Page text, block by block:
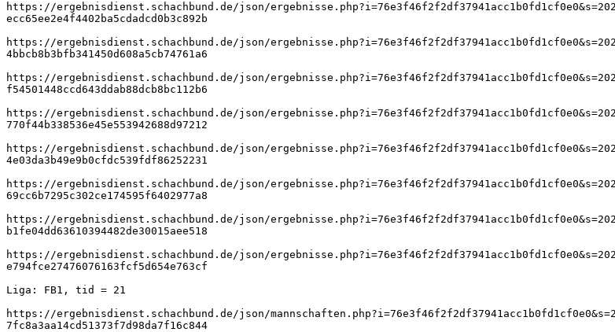
https://ergebnisdienst.schachbund.de/json/
ecc65ee2e4f4402ba5cdadcd0b3c892b
https://ergebnisdienst.schachbund.de/json/
4bbcb8b3bfb341450d608a5cb74761a6
https://ergebnisdienst.schachbund.de/json/
f54501448ccd643ddab88dcb8bc112b6
https://ergebnisdienst.schachbund.de/json/
770f44b338536e45e553942688d97212
https://ergebnisdienst.schachbund.de/json/
4e03da3b49e9b0cfdc539fdf86252231
https://ergebnisdienst.schachbund.de/json/
69cc6b7295c302ce174595f6402977a8
https://ergebnisdienst.schachbund.de/json/
b1fe04dd63610394482de30015aee518
https://ergebnisdienst.schachbund.de/json/
e794fce27476076163fcf5d654e763cf
Liga: FB1, tid = 21
https://ergebnisdienst.schachbund.de/json/
7fc8a3aa14cd51373f7d98da7f16c844